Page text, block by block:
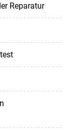
Reparatur